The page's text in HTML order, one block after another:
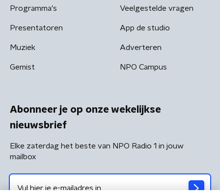
Programma's
Presentatoren
Muziek
Gemist
Veelgestelde vragen
App de studio
Adverteren
NPO Campus
Abonneer je op onze wekelijkse
nieuwsbrief
Elke zaterdag het beste van NPO Radio 1 in jouw
mailbox